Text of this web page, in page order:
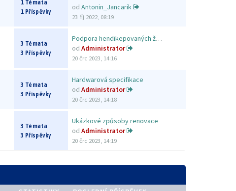
1 Témata
1 Příspěvky
od Antonin_Jancarik
23 říj 2022, 08:19
3 Témata
3 Příspěvky
Podpora hendikepovaných žáků
od Administrator
20 črc 2023, 14:16
3 Témata
3 Příspěvky
Hardwarová specifikace
od Administrator
20 črc 2023, 14:18
3 Témata
3 Příspěvky
Ukázkové způsoby renovace
od Administrator
20 črc 2023, 14:19